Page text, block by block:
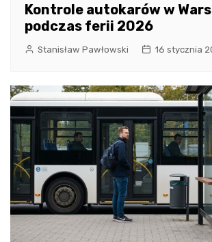
Kontrole autokarów w
podczas ferii 2026
Stanisław Pawłowski 16 stycznia